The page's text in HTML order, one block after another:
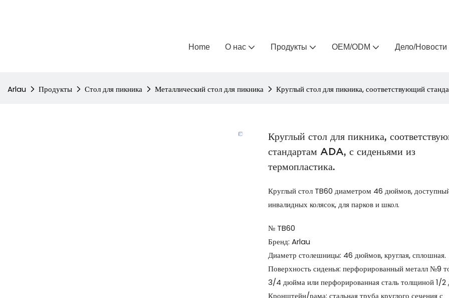
Home О нас Продукты OEM/ODM Дело/Новости
Arlau Продукты Стол для пикника Металлический стол для пикника Круглый стол для пикника, соответствующий
Круглый стол для пикника,
стандартам ADA, с сиденьями из
термопластика.
Круглый стол TB60 диаметром 46 дюймов,
инвалидных колясок, для парков и школ.
№ TB60
Бренд: Arlau
Диаметр столешницы: 46 дюймов, круглая, сплошная.
Поверхность сиденья: перфорированный металл №9
3/4 дюйма или перфорированная сталь толщиной 1/